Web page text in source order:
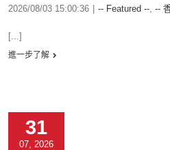
2026/08/03 15:00:36 -- Featured --, --
[...]
進一步了解
31
07, 2026